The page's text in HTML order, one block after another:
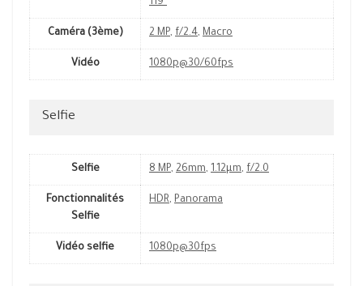
119˚
Caméra (3ème) 2 MP, f/2.4, Macro
Vidéo 1080p@30/60fps
Selfie
Selfie 8 MP, 26mm, 1.12µm, f/2.0
Fonctionnalités
Selfie
HDR, Panorama
Vidéo selfie 1080p@30fps